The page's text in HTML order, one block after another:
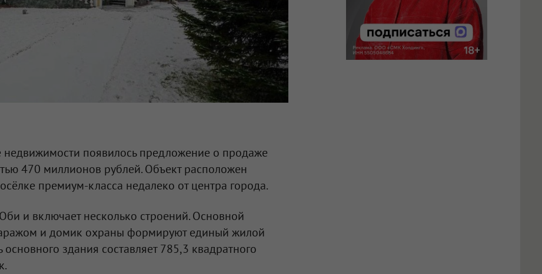
появилось предложение о продаже
470 миллионов рублей. Объект расположен
премиум-класса недалеко от центра города.
и включает несколько строений. Основной
и домик охраны формируют единый жилой
здания составляет 785,3 квадратного